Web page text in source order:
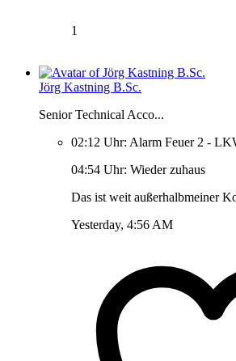
1
Jörg Kastning B.Sc.
Senior Technical Acco...
02:12 Uhr: Alarm Feuer 2 -
04:54 Uhr: Wieder zuhaus
Das ist weit außerhalbmeiner
Yesterday, 4:56 AM